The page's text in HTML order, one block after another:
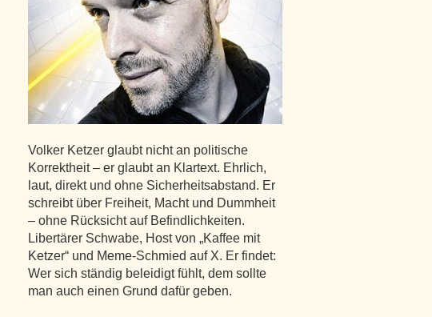
Volker Ketzer glaubt nicht an politische
Korrektheit – er glaubt an Klartext. Ehrlich,
laut, direkt und ohne Sicherheitsabstand. Er
schreibt über Freiheit, Macht und Dummheit
– ohne Rücksicht auf Befindlichkeiten.
Libertärer Schwabe, Host von „Kaffee mit
Ketzer“ und Meme-Schmied auf X. Er findet:
Wer sich ständig beleidigt fühlt, dem sollte
man auch einen Grund dafür geben.